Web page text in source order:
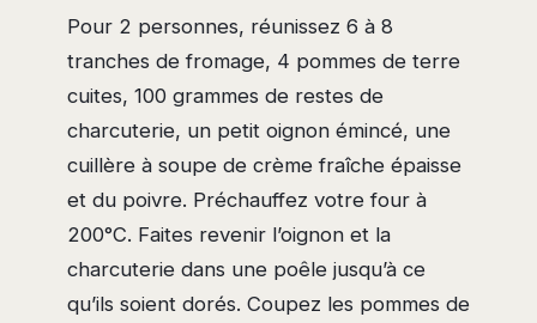
Pour 2 personnes, réunissez 6 à 8
tranches de fromage, 4 pommes de terre
cuites, 100 grammes de restes de
charcuterie, un petit oignon émincé, une
cuillère à soupe de crème fraîche épaisse
et du poivre. Préchauffez votre four à
200°C. Faites revenir l’oignon et la
charcuterie dans une poêle jusqu’à ce
qu’ils soient dorés. Coupez les pommes de